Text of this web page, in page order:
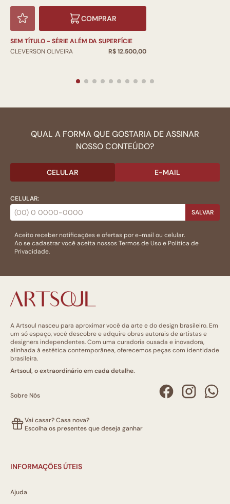
COMPRAR
SEM TÍTULO - SÉRIE ALÉM DA SUPERFÍCIE
CLEVERSON OLIVEIRA
R$ 12.500,00
QUAL A FORMA QUE GOSTARIA DE ASSINAR
NOSSO CONTEÚDO?
CELULAR E-MAIL
CELULAR:
SALVAR
Aceito receber notificações e ofertas por e-mail ou celular.
Ao se cadastrar você aceita nossosTermos de Usoe Politica de
Privacidade.
A Artsoul nasceu para aproximar você da arte e do design brasileiro. Em
um só espaço, você descobre e adquire obras autorais de artistas e
designers independentes. Com uma curadoria ousada e inovadora,
alinhada à estética contemporânea, oferecemos peças com identidade
brasileira.
Artsoul, o extraordinário em cada detalhe.
Sobre Nós
Vai casar? Casa nova?
Escolha os presentes que deseja ganhar
INFORMAÇÕES ÚTEIS
Ajuda